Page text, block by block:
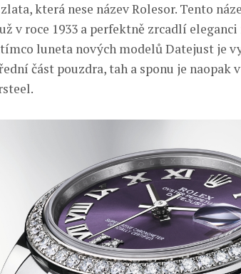
která nese název Rolesor. Tento
v roce 1933 a perfektně zrcadlí
luneta nových modelů Datejust je
část pouzdra, tah a sponu je naopak